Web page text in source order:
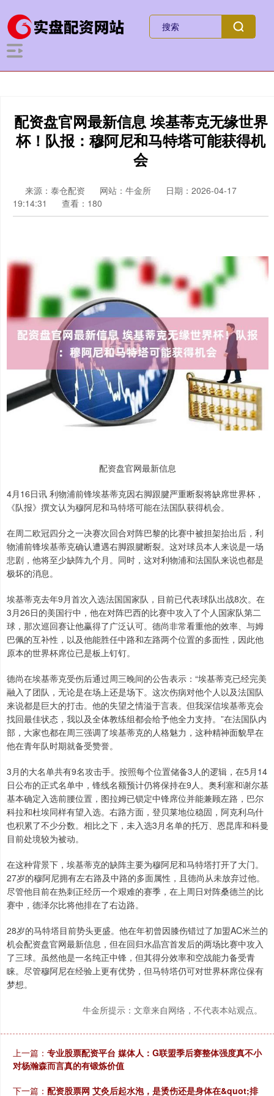
配资盘官网最新信息 埃基蒂克无缘世界
杯！队报：穆阿尼和马特塔可能获得机
会
来源：泰仓配资 网站：牛金所
日期：2026-04-17
19:14:31
查看：180
配资盘官网最新信息
4月16日讯 利物浦前锋埃基蒂克因右脚跟腱严重断裂将缺席世界杯，
《队报》撰文认为穆阿尼和马特塔可能在法国队获得机会。
在周二欧冠四分之一决赛次回合对阵巴黎的比赛中被担架抬出后，利
物浦前锋埃基蒂克确认遭遇右脚跟腱断裂。这对球员本人来说是一场
悲剧，他将至少缺阵九个月。同时，这对利物浦和法国队来说也都是
极坏的消息。
埃基蒂克去年9月首次入选法国国家队，目前已代表球队出战8次。在
3月26日的美国行中，他在对阵巴西的比赛中攻入了个人国家队第二
球，那次巡回赛让他赢得了广泛认可。德尚非常看重他的效率、与姆
巴佩的互补性，以及他能胜任中路和左路两个位置的多面性，因此他
原本的世界杯席位已是板上钉钉。
德尚在埃基蒂克受伤后通过周三晚间的公告表示：“埃基蒂克已经完美
融入了团队，无论是在场上还是场下。这次伤病对他个人以及法国队
来说都是巨大的打击。他的失望之情溢于言表。但我深信埃基蒂克会
找回最佳状态，我以及全体教练组都会给予他全力支持。”在法国队内
部，大家也都在周三强调了埃基蒂克的人格魅力，这种精神面貌早在
他在青年队时期就备受赞誉。
3月的大名单共有9名攻击手。按照每个位置储备3人的逻辑，在5月14
日公布的正式名单中，锋线名额预计仍将保持在9人。奥利塞和谢尔基
基本确定入选前腰位置，图拉姆已锁定中锋席位并能兼顾左路，巴尔
科拉和杜埃同样有望入选。右路方面，登贝莱地位稳固，阿克利乌什
也积累了不少分数。相比之下，未入选3月名单的托万、恩昆库和科曼
目前处境较为被动。
在这种背景下，埃基蒂克的缺阵主要为穆阿尼和马特塔打开了大门。
27岁的穆阿尼拥有左右路及中路的多面属性，且德尚从未放弃过他。
尽管他目前在热刺正经历一个艰难的赛季，在上周日对阵桑德兰的比
赛中，德泽尔比将他排在了右边路。
28岁的马特塔目前势头更盛。他在年初曾因膝伤错过了加盟AC米兰的
机会配资盘官网最新信息，但在回归水晶宫首发后的两场比赛中攻入
了三球。虽然他是一名纯正中锋，但其得分效率和空战能力备受青
睐。尽管穆阿尼在经验上更有优势，但马特塔仍可对世界杯席位保有
梦想。
牛金所提示：文章来自网络，不代表本站观点。
上一篇： 专业股票配资平台 媒体人：G联盟季后赛整体强度真不小
对杨瀚森而言真的有锻炼价值
下一篇： 配资股票网 艾灸后起水泡，是烫伤还是身体在&quot;排